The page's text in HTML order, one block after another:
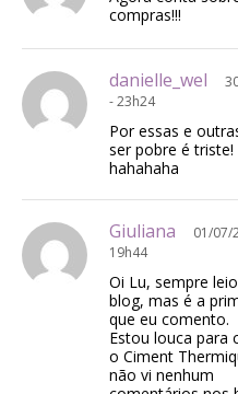
compras!!!
danielle_wel
- 23h24
Por essas e
ser pobre é triste!
hahahaha
Giuliana
01/07/
19h44
Oi Lu, sempre
blog, mas é a
que eu comento.
Estou louca para
o Ciment
não vi nenhum